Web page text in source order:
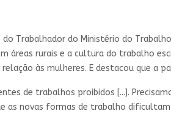
Trabalhador do Ministério do
áreas rurais e a cultura do trabalho
às mulheres. E destacou que a
de trabalhos proibidos [...].
as novas formas de trabalho